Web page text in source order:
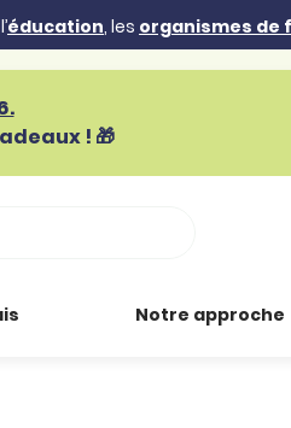
éducation, les organismes de
! 🎁
Notre approche